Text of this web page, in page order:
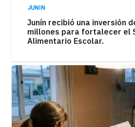
JUNIN
Junín recibió una inversión
millones para fortalecer el
Alimentario Escolar.